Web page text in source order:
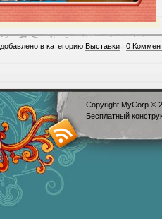
добавлено в категорию Выставки | 0
Copyright MyCorp ©
Бесплатный